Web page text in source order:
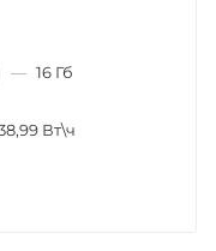
— 16 Гб
Вт\ч